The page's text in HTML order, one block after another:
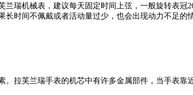
兰瑞机械表，建议每天固定时间上弦，一般旋转表
时间不佩戴或者活动量过少，也会出现动力不足的
拉芙兰瑞手表的机芯中有许多金属部件，当手表靠